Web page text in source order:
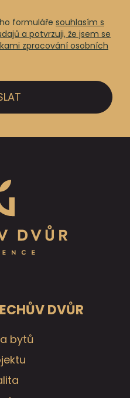
formuláře souhlasím s
a potvrzuji, že jsem se
zpracování osobních
DVŮR
bytů